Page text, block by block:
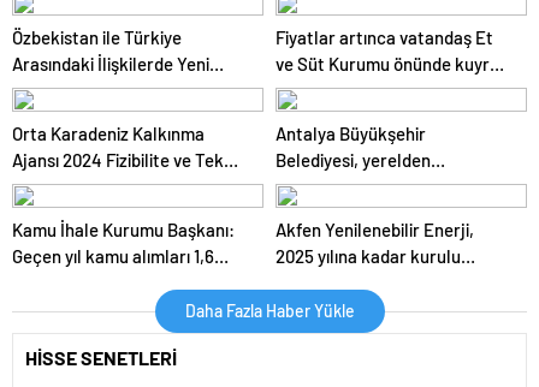
dijitalleşme vurgusu yapıldı
Özbekistan ile Türkiye
Arasındaki İlişkilerde Yeni
Dönem
Fiyatlar artınca vatandaş Et
ve Süt Kurumu önünde kuyruk
oldu
Orta Karadeniz Kalkınma
Ajansı 2024 Fizibilite ve Teknik
Destek Programlarını İlan Etti
Antalya Büyükşehir
Belediyesi, yerelden
kalkınmada model oluyor
Kamu İhale Kurumu Başkanı:
Geçen yıl kamu alımları 1,6
Akfen Yenilenebilir Enerji,
2025 yılına kadar kurulu
çıkarmayı hedefliyor
Daha Fazla Haber Yükle
HİSSE SENETLERİ